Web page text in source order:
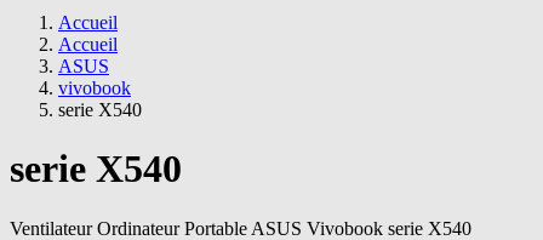
Accueil
Accueil
ASUS
vivobook
serie X540
serie X540
Ventilateur Ordinateur Portable ASUS Vivobook serie X540